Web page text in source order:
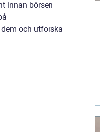
innan börsen
och utforska